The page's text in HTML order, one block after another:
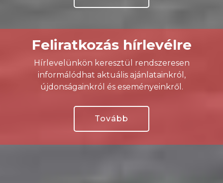
Feliratkozás hírlevélre
Hírlevelünkön keresztül rendszeresen
informálódhat aktuális ajánlatainkról,
újdonságainkról és eseményeinkről.
Tovább